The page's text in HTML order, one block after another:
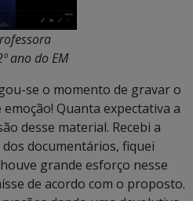
ano do EM
se o momento de gravar o
Quanta expectativa a
desse material. Recebi a
documentários, fiquei
grande esforço nesse
de acordo com o proposto.